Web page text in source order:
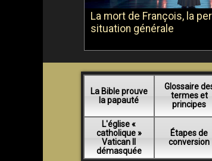
La mort de François, la
situation générale
La Bible prouve
la papauté
Glossaire
termes et
principes
L'église «
catholique »
Vatican II
démasquée
Étapes de
conversion